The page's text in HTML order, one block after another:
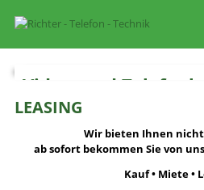
Video- und
LEASING
Wir bieten Ihnen
ab sofort bekommen Sie von
Kauf • Miete •